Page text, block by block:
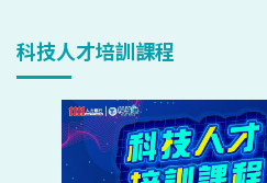
科技人才培訓課程